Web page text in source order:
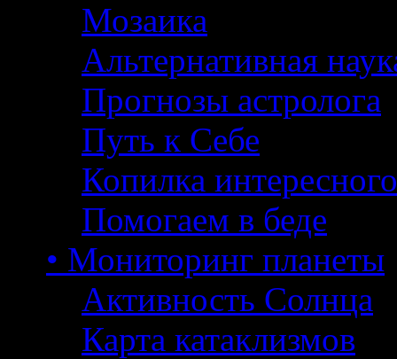
Мозаика
Альтернативная
Прогнозы астролога
Путь к Себе
Копилка интересного
Помогаем в беде
• Мониторинг планеты
Активность Солнца
Карта катаклизмов